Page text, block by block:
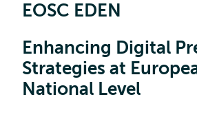
EOSC EDEN
Enhancing Digital
Strategies at
National Level